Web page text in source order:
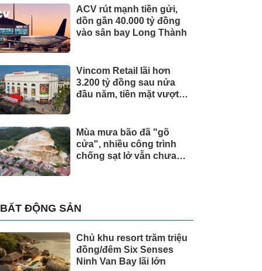
ACV rút mạnh tiền gửi,
dồn gần 40.000 tỷ đồng
vào sân bay Long Thành
Vincom Retail lãi hơn
3.200 tỷ đồng sau nửa
đầu năm, tiền mặt vượt
Mùa mưa bão đã "gõ
cửa", nhiều công trình
chống sạt lở vẫn chưa
BẤT ĐỘNG SẢN
Chủ khu resort trăm triệu
đồng/đêm Six Senses
Ninh Van Bay lãi lớn